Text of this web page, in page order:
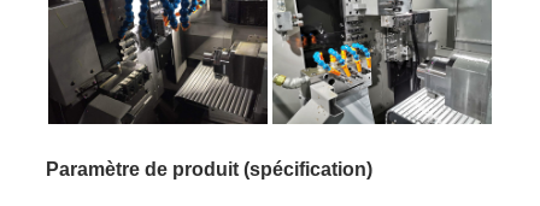
Paramètre de produit (spécification)